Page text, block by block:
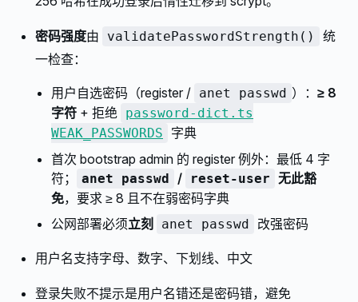
密码强度由 validatePasswordStrength()
统
一检查：
用户自选密码（register / anet passwd ）： ≥ 8
字符 + 拒绝 password-dict.ts
WEAK_PASSWORDS
字典
首次 bootstrap admin 的 register 例外：最低 4 字
符；
anet passwd / reset-user 无此豁
免，要求 ≥ 8 且不在弱密码字典
公网部署必须立刻 anet passwd 改强密码
用户名支持字母、数字、下划线、中文
登录失败不提示是用户名错还是密码错，避免